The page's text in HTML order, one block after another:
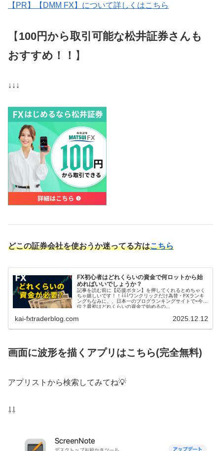
【PR】【DMM FX】について詳しくはこちら
【100円から取引可能な松井証券さんも
おすすめ！！ 】
↓↓↓
どこの証券会社を使おうか迷ってる方はこちら
FX初心者はどれくらいの資金で何ロットから始
めればいいでしょうか？
記事を読む前に【応援ボタン】を押してくれるとめちゃく
ちゃ嬉しいです！！⇩⇩⇩ワンクリックだけ為替・FXランキ
ングちなみに、、日本一のブログランキングサイトで⇨今何
位？最初はどれくらいの資金で始めるの...
kai-fxtraderblog.com 2025.12.12
画面に波形を描くアプリはこちら(完全無料)
アプリストから検索してみてね💡
⇩⇩